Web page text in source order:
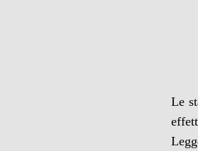
Le